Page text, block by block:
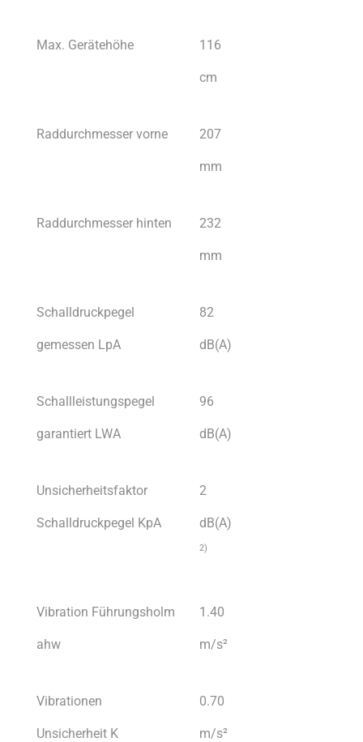
Max. Gerätehöhe 116
cm
Raddurchmesser vorne 207
mm
Raddurchmesser hinten 232
mm
Schalldruckpegel
gemessen LpA
82
dB(A)
Schallleistungspegel
garantiert LWA
96
dB(A)
Unsicherheitsfaktor
Schalldruckpegel KpA
2
dB(A)
2)
Vibration Führungsholm
ahw
1.40
m/s²
Vibrationen
Unsicherheit K
0.70
m/s²